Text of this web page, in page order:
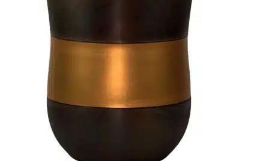
der
Produktseite
gewählt
werden